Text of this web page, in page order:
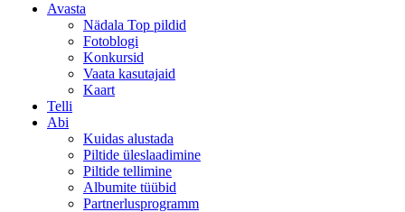
Avasta
Nädala Top pildid
Fotoblogi
Konkursid
Vaata kasutajaid
Kaart
Telli
Abi
Kuidas alustada
Piltide üleslaadimine
Piltide tellimine
Albumite tüübid
Partnerlusprogramm